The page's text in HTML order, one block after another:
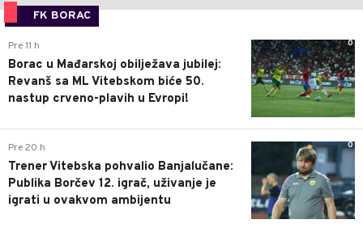
FK BORAC
0
Pre 11 h
Borac u Mađarskoj obilježava jubilej:
Revanš sa ML Vitebskom biće 50.
nastup crveno-plavih u Evropi!
0
Pre 20 h
Trener Vitebska pohvalio Banjalučane:
Publika Borčev 12. igrač, uživanje je
igrati u ovakvom ambijentu